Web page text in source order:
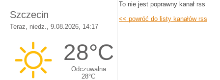
To nie jest poprawny kanał rss
<< powróć do listy kanałów rss